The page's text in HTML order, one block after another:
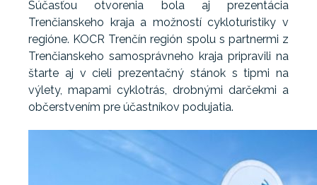
Súčasťou otvorenia bola aj prezentácia
Trenčianskeho kraja a možností cykloturistiky v
regióne. KOCR Trenčín región spolu s partnermi z
Trenčianskeho samosprávneho kraja pripravili na
štarte aj v cieli prezentačný stánok s tipmi na
výlety, mapami cyklotrás, drobnými darčekmi a
občerstvením pre účastníkov podujatia.